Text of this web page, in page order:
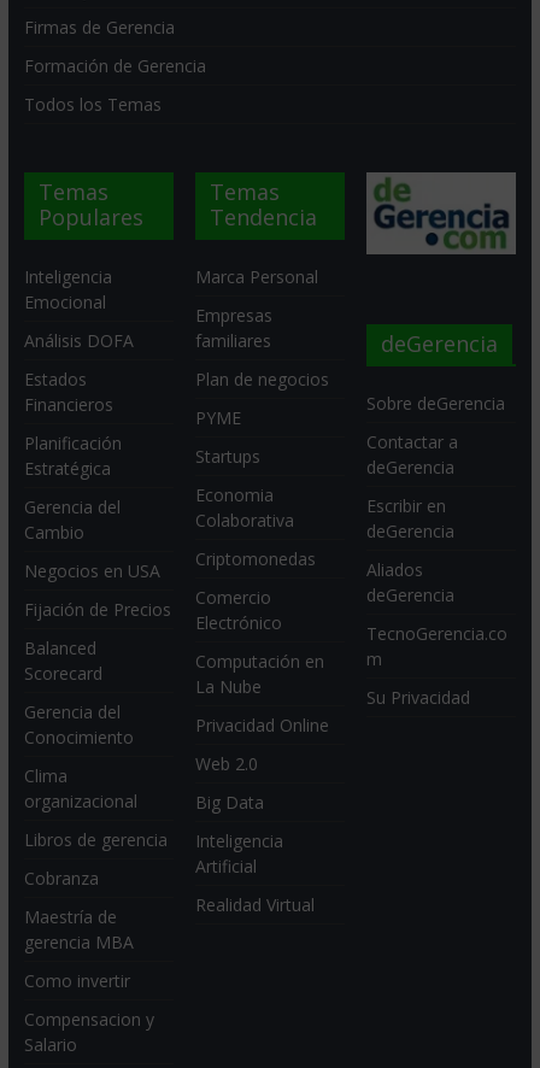
Firmas de Gerencia
Formación de Gerencia
Todos los Temas
Temas
Populares
Inteligencia
Emocional
Análisis DOFA
Estados
Financieros
Planificación
Estratégica
Gerencia del
Cambio
Negocios en USA
Fijación de Precios
Balanced
Scorecard
Gerencia del
Conocimiento
Clima
organizacional
Libros de gerencia
Cobranza
Maestría de
gerencia MBA
Como invertir
Compensacion y
Salario
Temas
Tendencia
Marca Personal
Empresas
familiares
Plan de negocios
PYME
Startups
Economia
Colaborativa
Criptomonedas
Comercio
Electrónico
Computación en
La Nube
Privacidad Online
Web 2.0
Big Data
Inteligencia
Artificial
Realidad Virtual
deGerencia
Sobre deGerencia
Contactar a
deGerencia
Escribir en
deGerencia
Aliados
deGerencia
TecnoGerencia.co
m
Su Privacidad